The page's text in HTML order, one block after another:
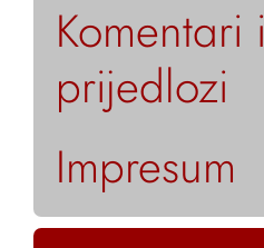
Komentari i
prijedlozi
Impresum